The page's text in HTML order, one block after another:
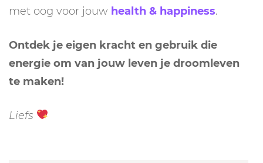
met oog voor jouw health & happiness.
Ontdek je eigen kracht en gebruik die
energie om van jouw leven je droomleven
te maken!
Liefs